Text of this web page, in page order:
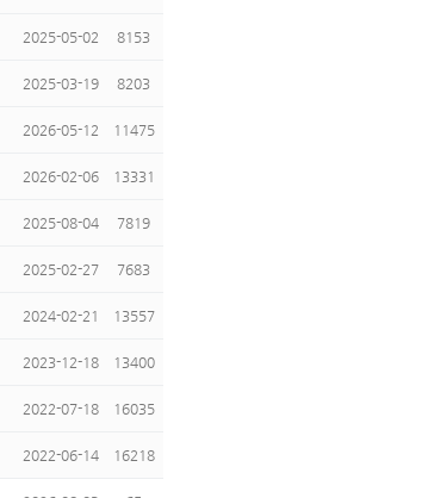
2025-05-02 8153
2025-03-19 8203
2026-05-12 11475
2026-02-06 13331
2025-08-04 7819
2025-02-27 7683
2024-02-21 13557
2023-12-18 13400
2022-07-18 16035
2022-06-14 16218